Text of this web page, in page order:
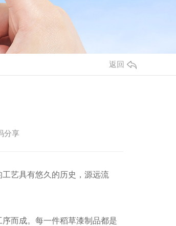
返回
分享
艺具有悠久的历史，源远流
而成。每一件稻草漆制品都是